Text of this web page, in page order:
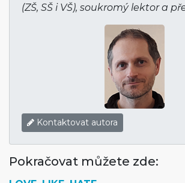
(ZŠ, SŠ i VŠ), soukromý lektor a
Kontaktovat autora
Pokračovat můžete zde: